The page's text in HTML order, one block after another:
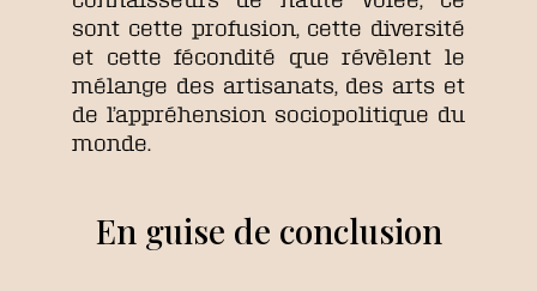
sont cette profusion, cette diversité
et cette fécondité que révèlent le
mélange des artisanats, des arts et
de l’appréhension sociopolitique du
monde.
En guise de conclusion